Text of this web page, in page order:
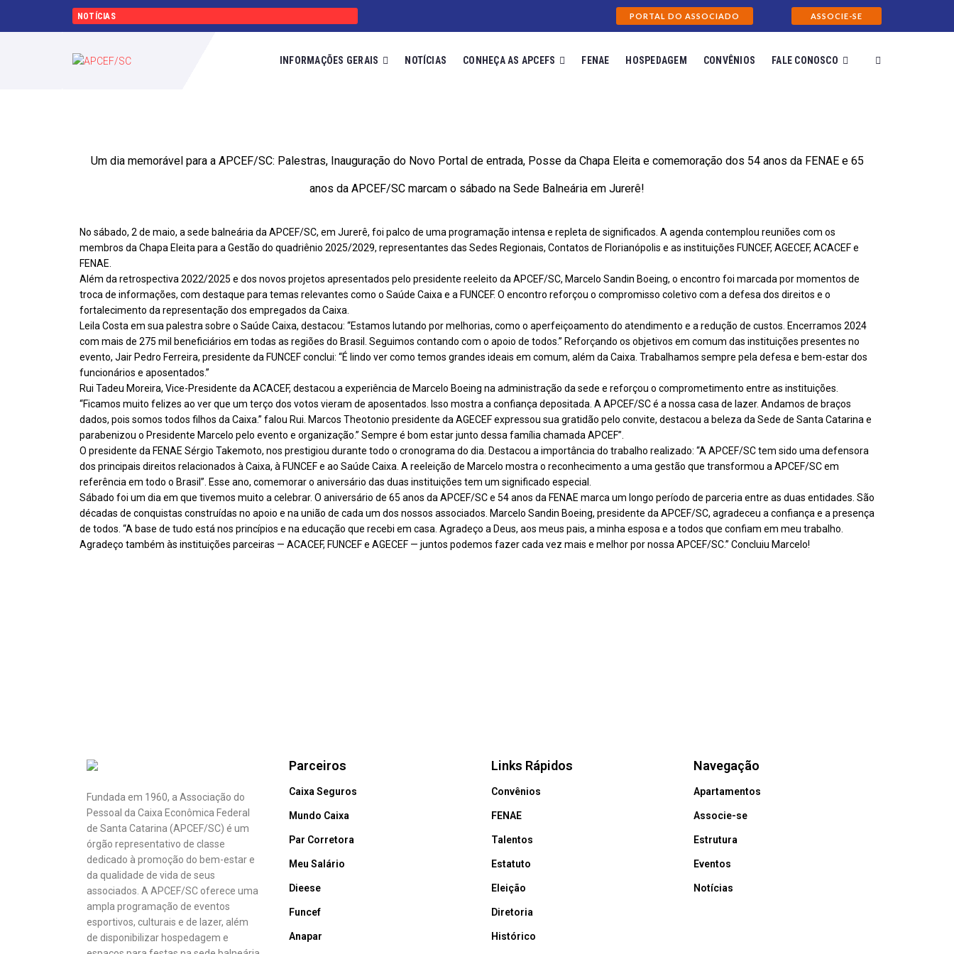
NOTÍCIAS PORTAL DO ASSOCIADO ASSOCIE-SE
INFORMAÇÕES GERAIS NOTÍCIAS CONHEÇA AS APCEFS FENAE HOSPEDAGEM CONVÊNIOS FALE CONOSCO
Um dia memorável para a APCEF/SC: Palestras, Inauguração do Novo Portal de entrada, Posse da Chapa Eleita e comemoração dos 54 anos da FENAE e 65
anos da APCEF/SC marcam o sábado na Sede Balneária em Jurerê!
No sábado, 2 de maio, a sede balneária da APCEF/SC, em Jurerê, foi palco de uma programação intensa e repleta de significados. A agenda contemplou reuniões com os
membros da Chapa Eleita para a Gestão do quadriênio 2025/2029, representantes das Sedes Regionais, Contatos de Florianópolis e as instituições FUNCEF, AGECEF, ACACEF e
FENAE.
Além da retrospectiva 2022/2025 e dos novos projetos apresentados pelo presidente reeleito da APCEF/SC, Marcelo Sandin Boeing, o encontro foi marcada por momentos de
troca de informações, com destaque para temas relevantes como o Saúde Caixa e a FUNCEF. O encontro reforçou o compromisso coletivo com a defesa dos direitos e o
fortalecimento da representação dos empregados da Caixa.
Leila Costa em sua palestra sobre o Saúde Caixa, destacou: “Estamos lutando por melhorias, como o aperfeiçoamento do atendimento e a redução de custos. Encerramos 2024
com mais de 275 mil beneficiários em todas as regiões do Brasil. Seguimos contando com o apoio de todos.” Reforçando os objetivos em comum das instituições presentes no
evento, Jair Pedro Ferreira, presidente da FUNCEF conclui: “É lindo ver como temos grandes ideais em comum, além da Caixa. Trabalhamos sempre pela defesa e bem-estar dos
funcionários e aposentados.”
Rui Tadeu Moreira, Vice-Presidente da ACACEF, destacou a experiência de Marcelo Boeing na administração da sede e reforçou o comprometimento entre as instituições.
“Ficamos muito felizes ao ver que um terço dos votos vieram de aposentados. Isso mostra a confiança depositada. A APCEF/SC é a nossa casa de lazer. Andamos de braços
dados, pois somos todos filhos da Caixa.” falou Rui. Marcos Theotonio presidente da AGECEF expressou sua gratidão pelo convite, destacou a beleza da Sede de Santa Catarina e
parabenizou o Presidente Marcelo pelo evento e organização.” Sempre é bom estar junto dessa família chamada APCEF”.
O presidente da FENAE Sérgio Takemoto, nos prestigiou durante todo o cronograma do dia. Destacou a importância do trabalho realizado: “A APCEF/SC tem sido uma defensora
dos principais direitos relacionados à Caixa, à FUNCEF e ao Saúde Caixa. A reeleição de Marcelo mostra o reconhecimento a uma gestão que transformou a APCEF/SC em
referência em todo o Brasil”. Esse ano, comemorar o aniversário das duas instituições tem um significado especial.
Sábado foi um dia em que tivemos muito a celebrar. O aniversário de 65 anos da APCEF/SC e 54 anos da FENAE marca um longo período de parceria entre as duas entidades. São
décadas de conquistas construídas no apoio e na união de cada um dos nossos associados. Marcelo Sandin Boeing, presidente da APCEF/SC, agradeceu a confiança e a presença
de todos. “A base de tudo está nos princípios e na educação que recebi em casa. Agradeço a Deus, aos meus pais, a minha esposa e a todos que confiam em meu trabalho.
Agradeço também às instituições parceiras — ACACEF, FUNCEF e AGECEF — juntos podemos fazer cada vez mais e melhor por nossa APCEF/SC.” Concluiu Marcelo!
Fundada em 1960, a Associação do
Pessoal da Caixa Econômica Federal
de Santa Catarina (APCEF/SC) é um
órgão representativo de classe
dedicado à promoção do bem-estar e
da qualidade de vida de seus
associados. A APCEF/SC oferece uma
ampla programação de eventos
esportivos, culturais e de lazer, além
de disponibilizar hospedagem e
Parceiros
Caixa Seguros
Mundo Caixa
Par Corretora
Meu Salário
Dieese
Funcef
Anapar
Links Rápidos
Convênios
FENAE
Talentos
Estatuto
Eleição
Diretoria
Histórico
Navegação
Apartamentos
Associe-se
Estrutura
Eventos
Notícias